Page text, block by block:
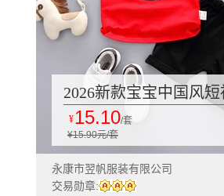
2026新款宝宝中国风
童夏装 3岁男童女童夏
件套
¥15.10/套
¥15.90元/套
永康市翌帆服装有限公司
交易勋章: